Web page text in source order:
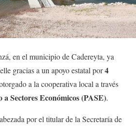
en el municipio de Cadereyta, ya
gracias a un apoyo estatal por4
a la cooperativa local a través
Sectores Económicos (PASE).
por el titular de la Secretaría de